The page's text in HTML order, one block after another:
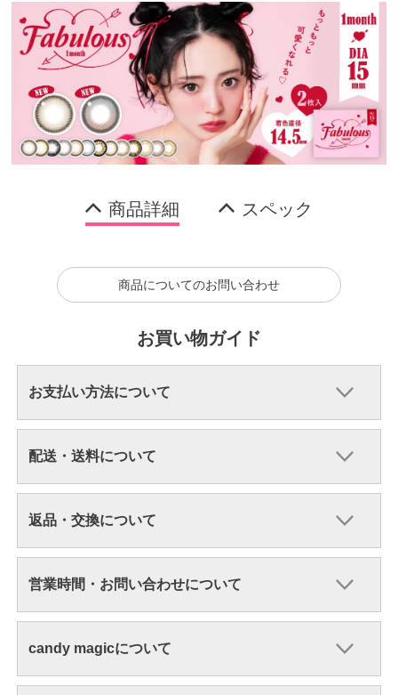
商品詳細 スペック
商品についてのお問い合わせ
お買い物ガイド
お支払い方法について
配送・送料について
返品・交換について
営業時間・お問い合わせについて
candy magicについて